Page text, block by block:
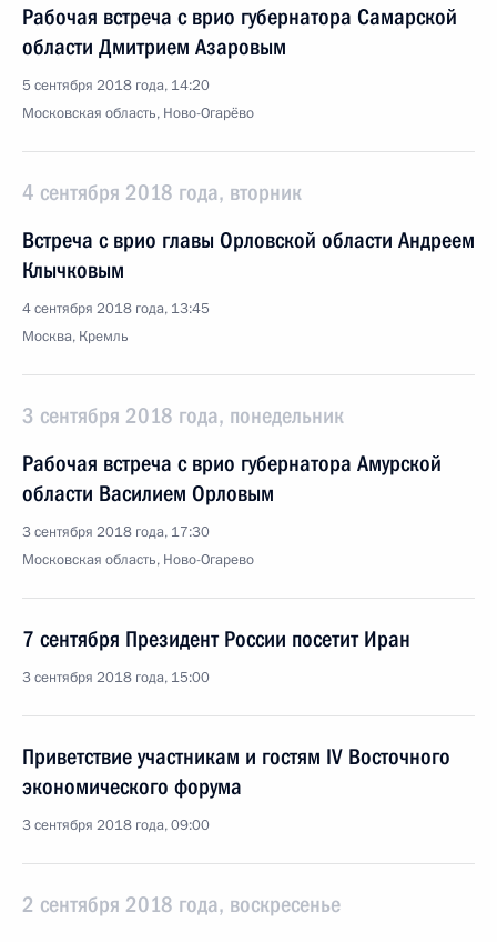
Рабочая встреча с врио губернатора Самарской
области Дмитрием Азаровым
5 сентября 2018 года, 14:20
Московская область, Ново-Огарёво
4 сентября 2018 года, вторник
Встреча с врио главы Орловской области Андреем
Клычковым
4 сентября 2018 года, 13:45
Москва, Кремль
3 сентября 2018 года, понедельник
Рабочая встреча с врио губернатора Амурской
области Василием Орловым
3 сентября 2018 года, 17:30
Московская область, Ново-Огарево
7 сентября Президент России посетит Иран
3 сентября 2018 года, 15:00
Приветствие участникам и гостям IV Восточного
экономического форума
3 сентября 2018 года, 09:00
2 сентября 2018 года, воскресенье